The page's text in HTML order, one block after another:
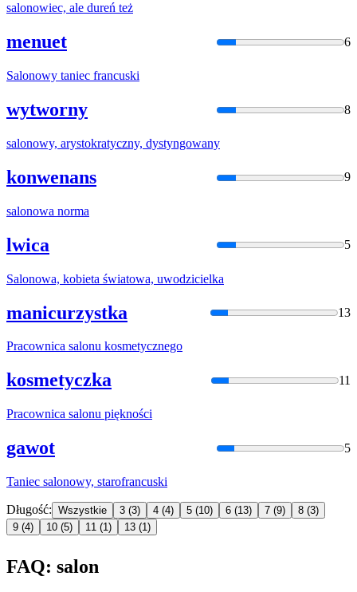
salonowiec, ale dureń też
menuet 6
Salonowy taniec francuski
wytworny 8
salonowy, arystokratyczny, dystyngowany
konwenans 9
salonowa norma
lwica 5
Salonowa, kobieta światowa, uwodzicielka
manicurzystka 13
Pracownica salonu kosmetycznego
kosmetyczka 11
Pracownica salonu piękności
gawot 5
Taniec salonowy, starofrancuski
Długość: Wszystkie 3 (3) 4 (4) 5 (10) 6 (13) 7 (9) 8 (3)
9 (4) 10 (5) 11 (1) 13 (1)
FAQ: salon